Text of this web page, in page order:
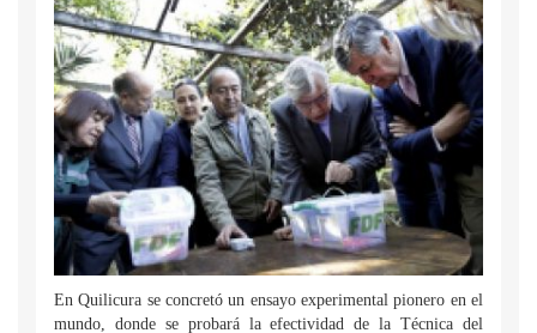
En Quilicura se concretó un ensayo experimental pionero en el
mundo, donde se probará la efectividad de la Técnica del